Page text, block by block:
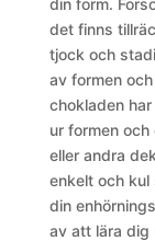
din form.
det finns
tjock och
av formen
chokladen
ur formen
eller andra
enkelt och
din
av att lära dig